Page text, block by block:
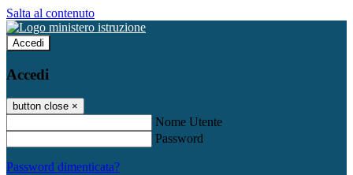
Salta al contenuto
Accedi
Accedi
button close ×
Nome Utente
Password
Password dimenticata?